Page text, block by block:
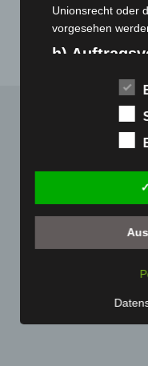
November 2019(1)
Unionsrecht oder
vorgesehen
h)
Person, Behörde,
Verantwortlichen
Empfänger ist
Behörde,
unabhängig
eines bestimmten
möglicherweise
gelten jedoch